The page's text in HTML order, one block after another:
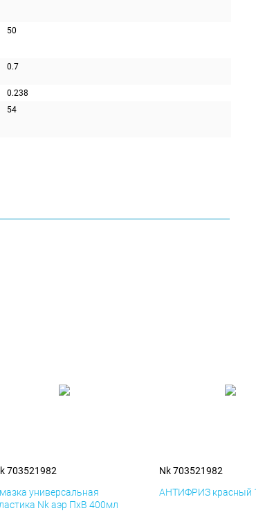
50
0.7
0.238
54
703521982
универсальная
Nk аэр ПхВ 400мл
Nk 703521982
АНТИФРИЗ красный